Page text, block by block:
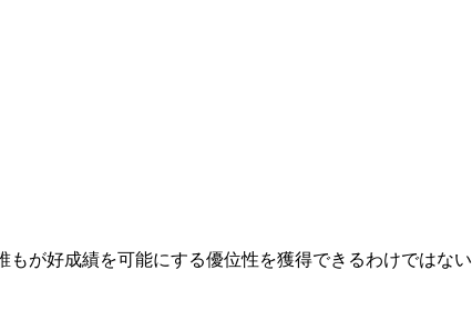
が好成績を可能にする優位性を獲得できるわけではない